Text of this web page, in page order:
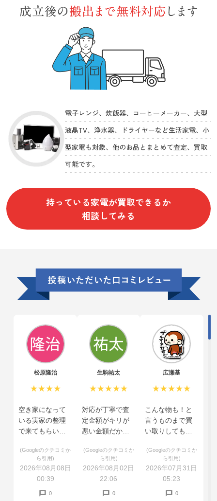
電子レンジ、炊飯器、コーヒーメーカー、大型
液晶TV、浄水器、ドライヤーなど生活家電、小
型家電も対象、他のお品とまとめて査定、買取
可能です。
持っている家電が買取できるか
相談してみる
松原隆治
★★★★
空き家になって
いる実家の整理
で来てもらいま
にあるもの全て
を見てもらいお
金になるものな
りましたが丁寧
(Googleのクチコミか
ら引用)
2026年08月08日
00:39
0
生駒祐太
★★★★★
対応が丁寧で査
定金額がキリが
悪い金額だから
てくださいまし
(Googleのクチコミか
ら引用)
2026年08月02日
22:06
0
広瀬基
★★★★★
こんな物も！と
言うものまで買
い取りしてもら
(Googleのクチコミか
ら引用)
2026年07月31日
05:23
0